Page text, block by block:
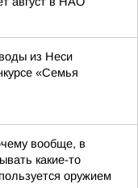
из Неси
«Семья
вообще, в
какие-то
оружием